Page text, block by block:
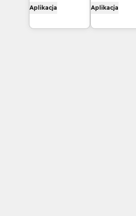
HubSpot for
meetings,
Aplikacja
and
collaborate
Aplikacja